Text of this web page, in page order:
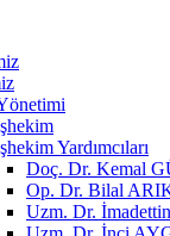
Yardımcıları
Doç. Dr. Kemal
Op. Dr. Bilal
Uzm. Dr.